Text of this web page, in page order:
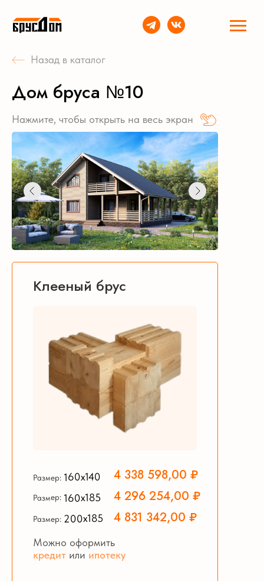
Назад в каталог
Нажмите, чтобы открыть на весь экран
Дом бруса №10
Клееный брус
4 831 342,00 ₽
200х185
Размер:
4 296 254,00 ₽
160х185
Размер:
4 338 598,00 ₽
160х140
Размер:
Можно оформить
кредит или ипотеку